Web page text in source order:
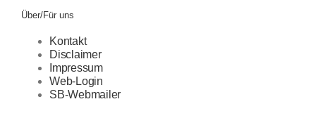
Über/Für uns
Kontakt
Disclaimer
Impressum
Web-Login
SB-Webmailer